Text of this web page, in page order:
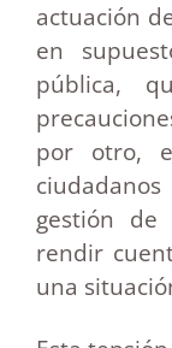
actuación
en
pública,
por otro,
gestión
rendir
una